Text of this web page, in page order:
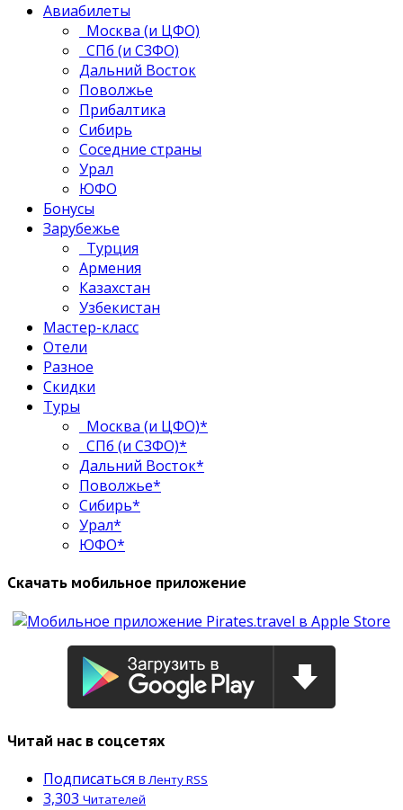
Авиабилеты
Москва (и ЦФО)
СПб (и СЗФО)
Дальний Восток
Поволжье
Прибалтика
Сибирь
Соседние страны
Урал
ЮФО
Бонусы
Зарубежье
Турция
Армения
Казахстан
Узбекистан
Мастер-класс
Отели
Разное
Скидки
Туры
Москва (и ЦФО)*
СПб (и СЗФО)*
Дальний Восток*
Поволжье*
Сибирь*
Урал*
ЮФО*
Скачать мобильное приложение
Читай нас в соцсетях
Подписаться В Ленту RSS
3,303 Читателей